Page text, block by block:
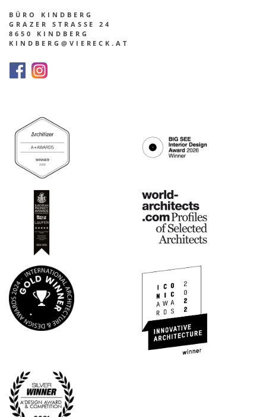
BÜRO KINDBERG
GRAZER STRASSE 24
8650 KINDBERG
KINDBERG@VIERECK.AT